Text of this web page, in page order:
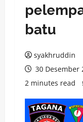
batu
syakhruddin
30 Desember
2 minutes read